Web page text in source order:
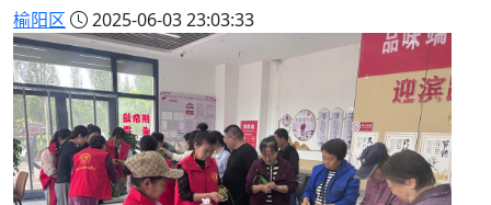
榆阳区 2025-06-03 23:03:33